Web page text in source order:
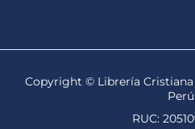
Copyright © Librería
Perú
RUC: